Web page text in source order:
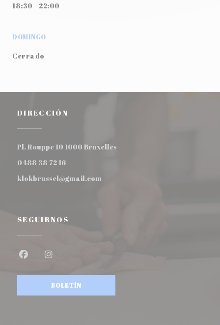
18:30 - 22:00
DOMINGO
Cerrado
DIRECCIÓN
Pl. Rouppe 10 1000 Bruxelles
0488 38 72 16
klokbrussel@gmail.com
SEGUIRNOS
BOLETÍN